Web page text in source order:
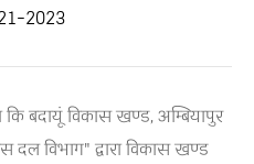
2023
कि बदायूं विकास खण्ड, अम्बियापुर
दल विभाग" द्वारा विकास खण्ड